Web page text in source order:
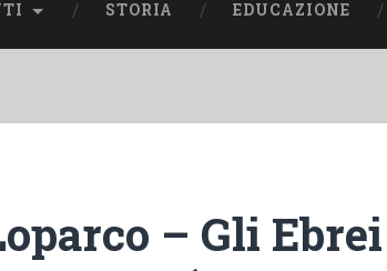
STORIA EDUCAZIONE
– Gli